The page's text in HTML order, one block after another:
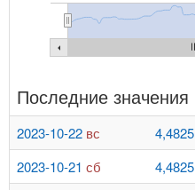
Последние значения
2023-10-22 вс 4,4825
2023-10-21 сб 4,4825